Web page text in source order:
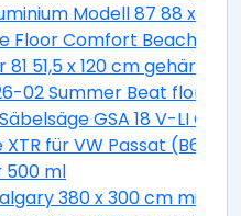
Modell 87 88 x 200
Comfort
51,5 x 120 cm
02 Summer Beat floral
GSA 18 V-LI C
für VW Passat (B6)
500 ml
380 x 300 cm mit 2.